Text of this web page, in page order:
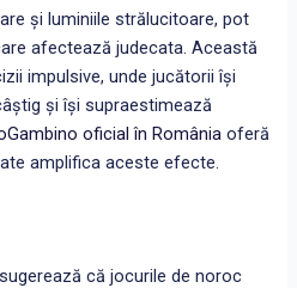
și luminiile strălucitoare, pot
afectează judecata. Această
impulsive, unde jucătorii își
și își supraestimează
oficial în România oferă
amplifica aceste efecte.
că jocurile de noroc